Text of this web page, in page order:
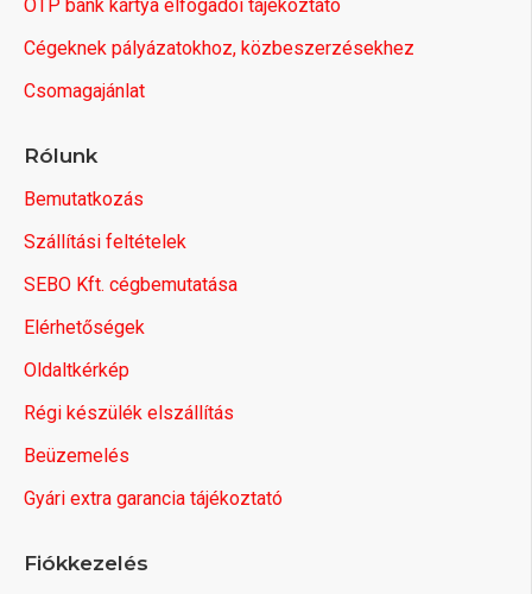
OTP bank kártya elfogadói tájékoztató
Cégeknek pályázatokhoz, közbeszerzésekhez
Csomagajánlat
Rólunk
Bemutatkozás
Szállítási feltételek
SEBO Kft. cégbemutatása
Elérhetőségek
Oldaltkérkép
Régi készülék elszállítás
Beüzemelés
Gyári extra garancia tájékoztató
Fiókkezelés